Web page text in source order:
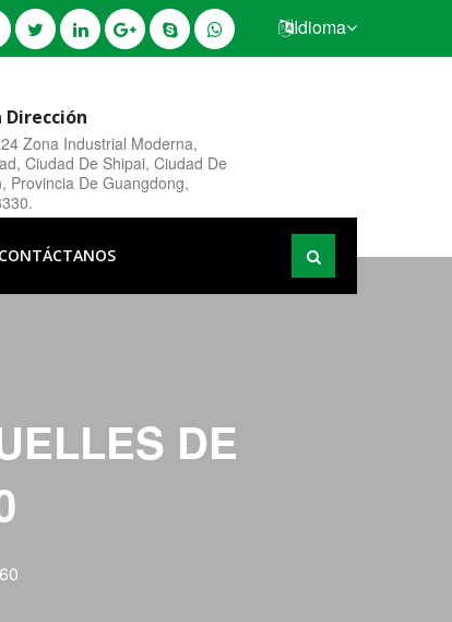
Idioma
Zona Industrial Moderna,
Ciudad De Shipai, Ciudad De
Provincia De Guangdong,
CONTÁCTANOS
DE